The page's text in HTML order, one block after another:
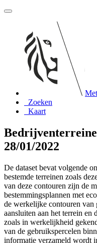
Zoeken
Kaart
28/01/2022
De dataset bevat volgende
bestemde terreinen zoals
van deze contouren zijn de
bestemmingsplannen met
de werkelijke contouren van
aansluiten aan het terrein en
zoals in werkelijkheid
van de gebruikspercelen
informatie verzameld wordt